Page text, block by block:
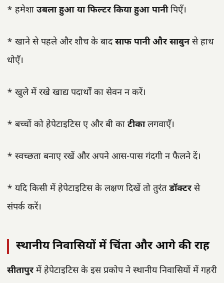
* हमेशा उबला हुआ या फिल्टर किया हुआ पानीपिएँ।
* खाने से पहले और शौच के बादसाफ पानी और साबुनसे हाथ
धोएँ।
* खुले में रखे खाद्य पदार्थों का सेवन न करें।
* बच्चों को हेपेटाइटिस ए और बी का टीकालगवाएँ।
* स्वच्छता बनाए रखें और अपने आस-पास गंदगी न फैलने दें।
* यदि किसी में हेपेटाइटिस के लक्षण दिखें तो तुरंतडॉक्टरसे
संपर्क करें।
स्थानीय निवासियों में चिंता और आगे की राह
सीतापुरमें हेपेटाइटिस के इस प्रकोप ने स्थानीय निवासियों में गहरी